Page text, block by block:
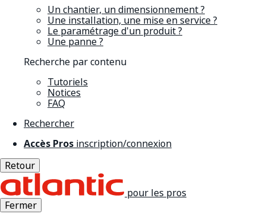
Un chantier, un dimensionnement ?
Une installation, une mise en service ?
Le paramétrage d'un produit ?
Une panne ?
Recherche par contenu
Tutoriels
Notices
FAQ
Rechercher
Accès Pros inscription/connexion
Retour
pour les pros
Fermer